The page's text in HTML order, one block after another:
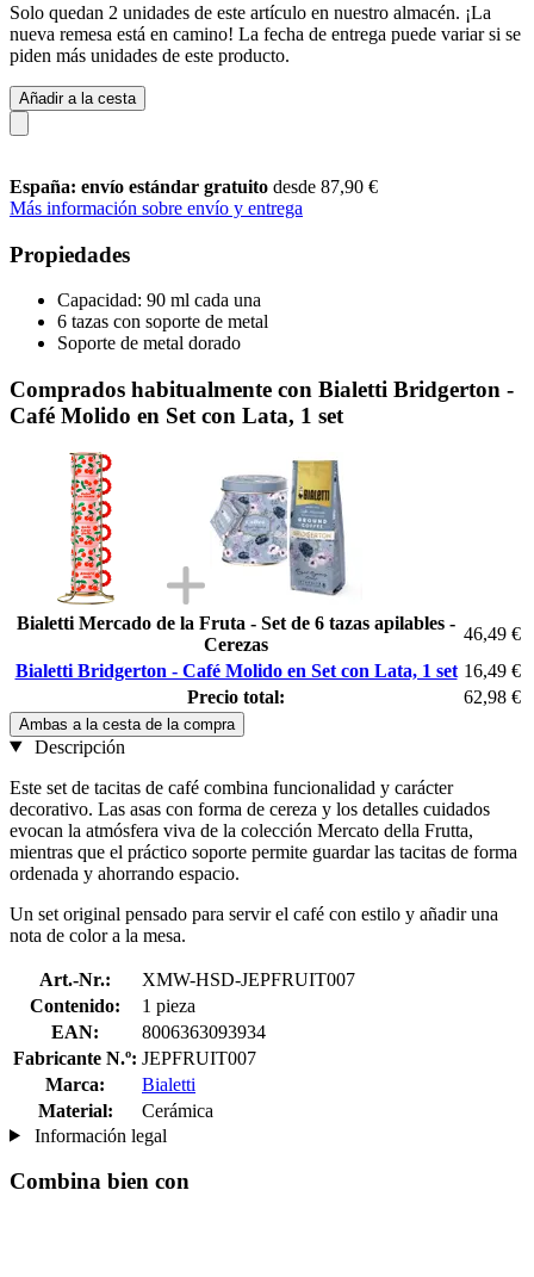
Solo quedan 2 unidades de este artículo en nuestro almacén. ¡La
nueva remesa está en camino! La fecha de entrega puede variar si se
piden más unidades de este producto.
Añadir a la cesta
España: envío estándar gratuito desde 87,90 €
Más información sobre envío y entrega
Propiedades
Capacidad: 90 ml cada una
6 tazas con soporte de metal
Soporte de metal dorado
Comprados habitualmente con Bialetti Bridgerton -
Café Molido en Set con Lata, 1 set
Bialetti Mercado de la Fruta - Set de 6 tazas apilables -
Cerezas
46,49 €
Bialetti Bridgerton - Café Molido en Set con Lata, 1 set 16,49 €
Precio total:
62,98 €
Ambas a la cesta de la compra
Descripción
Este set de tacitas de café combina funcionalidad y carácter
decorativo. Las asas con forma de cereza y los detalles cuidados
evocan la atmósfera viva de la colección Mercato della Frutta,
mientras que el práctico soporte permite guardar las tacitas de forma
ordenada y ahorrando espacio.
Un set original pensado para servir el café con estilo y añadir una
nota de color a la mesa.
Art.-Nr.:
XMW-HSD-JEPFRUIT007
Contenido:
1 pieza
EAN:
8006363093934
Fabricante N.º: JEPFRUIT007
Marca:
Bialetti
Material:
Cerámica
Información legal
Combina bien con